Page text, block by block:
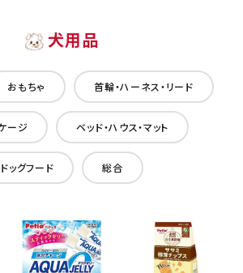
犬用品
おもちゃ 首輪・ハーネス・リード
ージ ベッド・ハウス・マット
ドッグフード 総合